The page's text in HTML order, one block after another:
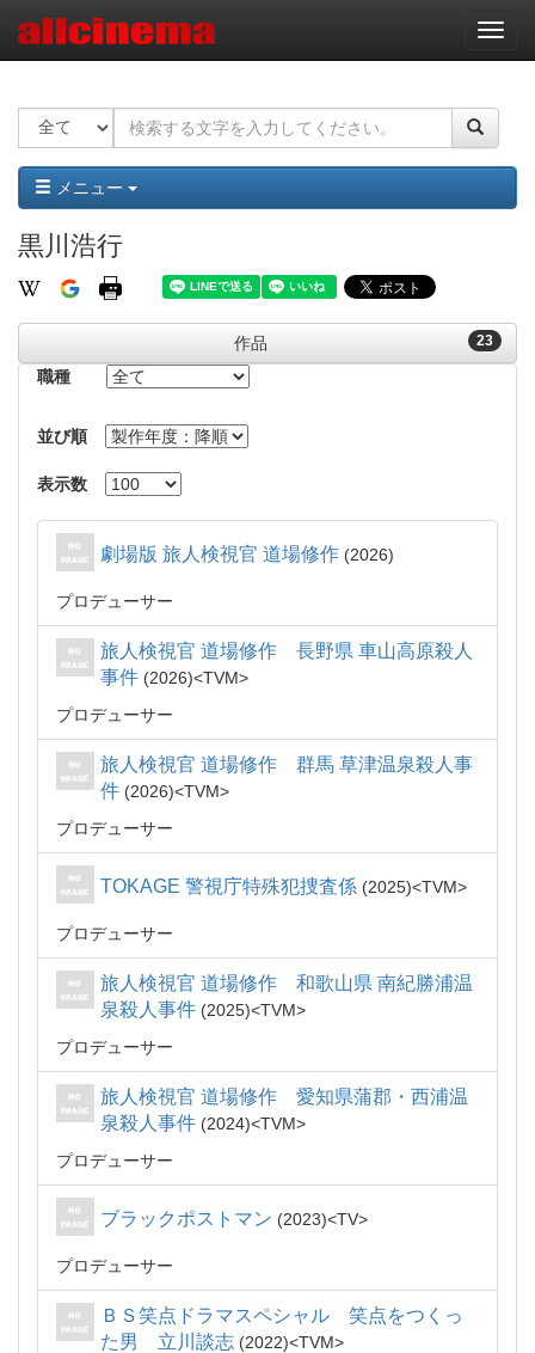
ナ
ビ
ー
ョ
ン
メニュー
黒川浩行
23
作品
職種
並び順
表示数
劇場版 旅人検視官 道場修作 2026
プロデューサー
旅人検視官 道場修作 長野県 車山高原殺人
事件
2026
TVM
プロデューサー
旅人検視官 道場修作 群馬 草津温泉殺人事
件
2026
TVM
プロデューサー
TOKAGE 警視庁特殊犯捜査係 2025 TVM
プロデューサー
旅人検視官 道場修作 和歌山県 南紀勝浦温
泉殺人事件
2025
TVM
プロデューサー
旅人検視官 道場修作 愛知県蒲郡・西浦温
泉殺人事件
2024
TVM
プロデューサー
ブラックポストマン 2023 TV
プロデューサー
ＢＳ笑点ドラマスペシャル 笑点をつくっ
た男 立川談志
2022
TVM